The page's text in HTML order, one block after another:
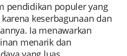
pendidikan populer yang
keserbagunaan dan
Ia menawarkan
menarik dan